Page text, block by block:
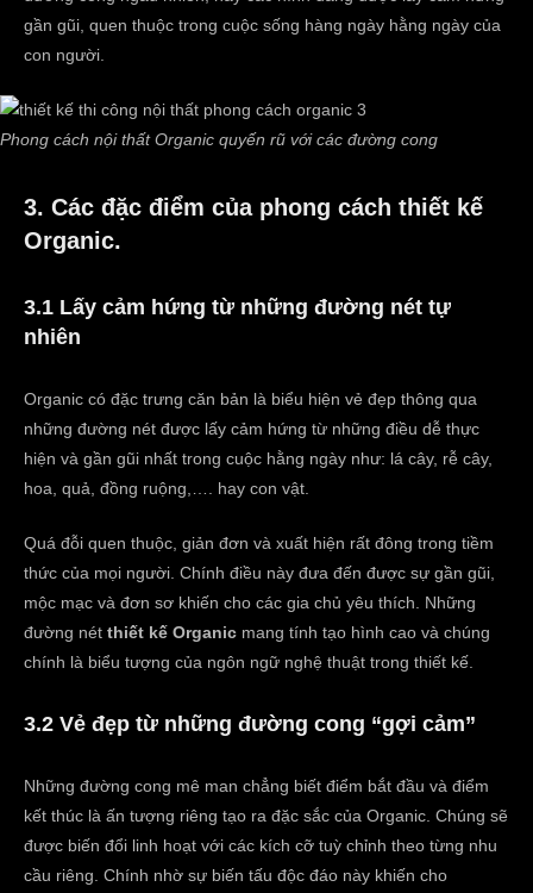
gần gũi, quen thuộc trong cuộc sống hàng ngày hằng ngày của
con người.
Phong cách nội thất Organic quyến rũ với các đường cong
3. Các đặc điểm của phong cách thiết kế
Organic.
3.1 Lấy cảm hứng từ những đường nét tự
nhiên
Organic có đặc trưng căn bản là biểu hiện vẻ đẹp thông qua
những đường nét được lấy cảm hứng từ những điều dễ thực
hiện và gần gũi nhất trong cuộc hằng ngày như: lá cây, rễ cây,
hoa, quả, đồng ruộng,…. hay con vật.
Quá đỗi quen thuộc, giản đơn và xuất hiện rất đông trong tiềm
thức của mọi người. Chính điều này đưa đến được sự gần gũi,
mộc mạc và đơn sơ khiến cho các gia chủ yêu thích. Những
đường nét thiết kế Organic mang tính tạo hình cao và chúng
chính là biểu tượng của ngôn ngữ nghệ thuật trong thiết kế.
3.2 Vẻ đẹp từ những đường cong “gợi cảm”
Những đường cong mê man chẳng biết điểm bắt đầu và điểm
kết thúc là ấn tượng riêng tạo ra đặc sắc của Organic. Chúng sẽ
được biến đổi linh hoạt với các kích cỡ tuỳ chỉnh theo từng nhu
cầu riêng. Chính nhờ sự biến tấu độc đáo này khiến cho